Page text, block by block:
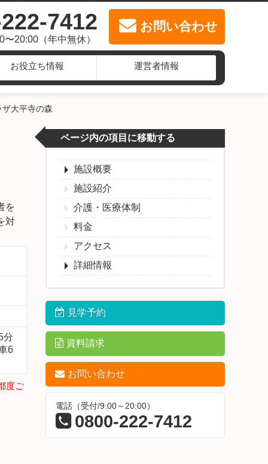
7412
〜20:00（年中無休）
お問い合わせ
お役立ち情報 運営者情報
大平寺の森
を
対
中庭
分
6
度ご
ページ内の項目に移動する
施設概要
施設紹介
介護・医療体制
料金
アクセス
詳細情報
見学予約
資料請求
お問い合わせ
電話（受付/9:00～20:00）
0800-222-7412